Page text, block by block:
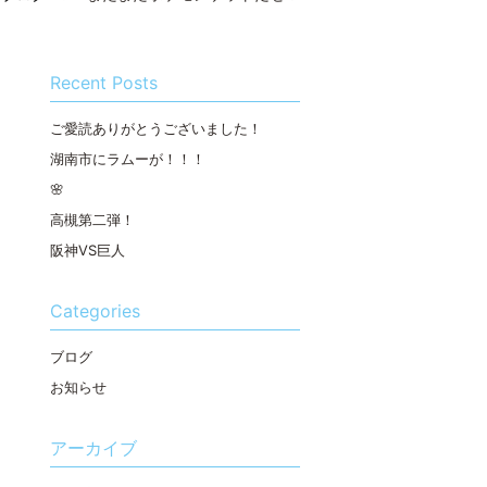
Recent Posts
ご愛読ありがとうございました！
湖南市にラムーが！！！
🌸
高槻第二弾！
阪神VS巨人
Categories
ブログ
お知らせ
アーカイブ